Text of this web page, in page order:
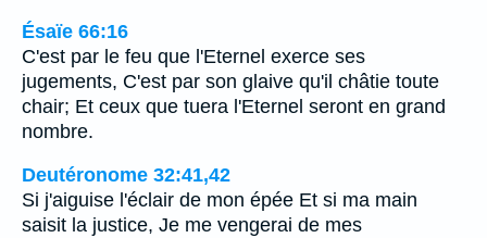
Ésaïe 66:16
C'est par le feu que l'Eternel exerce ses
jugements, C'est par son glaive qu'il châtie toute
chair; Et ceux que tuera l'Eternel seront en grand
nombre.
Deutéronome 32:41,42
Si j'aiguise l'éclair de mon épée Et si ma main
saisit la justice, Je me vengerai de mes